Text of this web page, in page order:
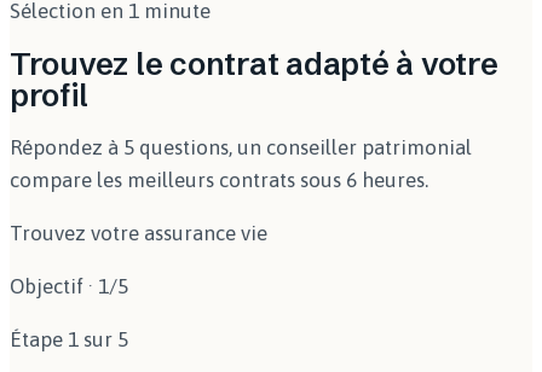
annuel sur les gains. Pour les versements avant 70
ans, la transmission reste hors droits jusqu'à 152 500
€ par bénéficiaire (article 990 I).
Sélection en 1 minute
Trouvez le contrat adapté à votre
profil
Répondez à 5 questions, un conseiller patrimonial
compare les meilleurs contrats sous 6 heures.
Trouvez votre assurance vie
Objectif · 1/5
Étape 1 sur 5